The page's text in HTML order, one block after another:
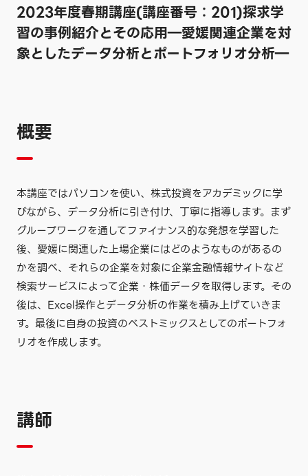
2023年度春期講座(講座番号：201)探求学
習の事例紹介とその応用―愛媛関連企業を対
象としたデータ分析とポートフォリオ分析―
概要
本講座ではパソコンを使い、株式投資をアカデミックに学
びながら、データ分析に引き付け、丁寧に指導します。まず
グループワークを通してファイナンス的な発想を学習した
後、愛媛に関連した上場企業にはどのようなものがあるの
かを調べ、それらの企業を対象に企業金融情報サイトなど
検索サービスによって企業・株価データを取得します。その
後は、Excel操作とデータ分析の作業を積み上げていきま
す。最後に自身の投資のベストミックスとしてのポートフォ
リオを作成します。
講師